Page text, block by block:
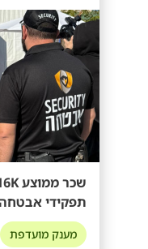
תפקידי
מענק מועדפת